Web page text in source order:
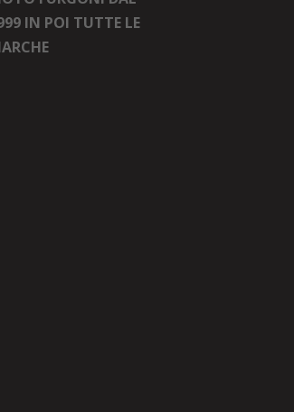
IN POI TUTTE LE